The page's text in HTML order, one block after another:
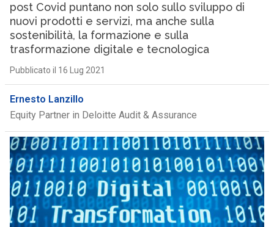
post Covid puntano non solo sullo sviluppo di
nuovi prodotti e servizi, ma anche sulla
sostenibilità, la formazione e sulla
trasformazione digitale e tecnologica
Pubblicato il 16 Lug 2021
Ernesto Lanzillo
Equity Partner in Deloitte Audit & Assurance